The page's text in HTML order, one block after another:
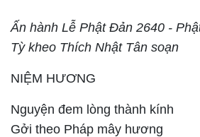
Ấn hành Lễ Phật Đản 2640 -
Tỳ kheo Thích Nhật Tân soạn
NIỆM HƯƠNG
Nguyện đem lòng thành kính
Gởi theo Pháp mây hương